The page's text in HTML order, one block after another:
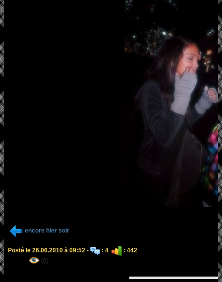
encore hier soir
Posté le 26.06.2010 à 09:52 - : 4
: 442
(0)